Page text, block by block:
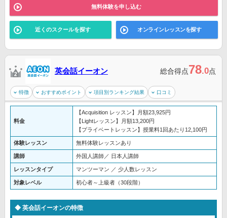
無料体験を申し込む
近くのスクールを探す オンラインレッスンを探す
英会話イーオン 総合得点78.0点
特徴 おすすめポイント 項目別ランキング結果 口コミ
料金
【Acquisition レッスン】月額23,925円
【Lightレッスン】月額13,200円
【プライベートレッスン】授業料1回あたり12,100円
体験レッスン 無料体験レッスンあり
講師 外国人講師／ 日本人講師
レッスンタイプ マンツーマン ／ 少人数レッスン
対象レベル 初心者～上級者（30段階）
英会話イーオンの特徴